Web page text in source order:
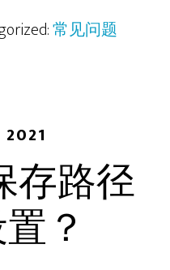
常见问题
存路径
？